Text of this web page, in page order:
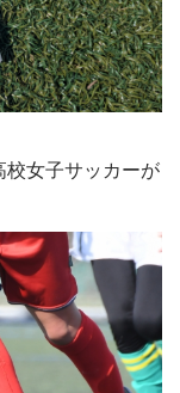
校女子サッカーが